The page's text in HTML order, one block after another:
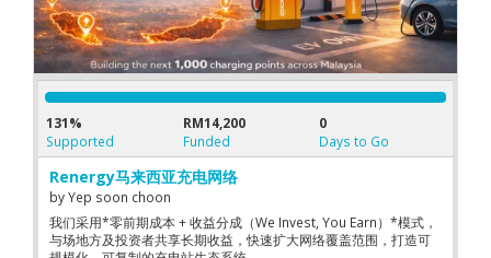
131%
Supported
RM14,200
Funded
0
Days to Go
Renergy马来西亚充电网络
byYep soon choon
我们采用*零前期成本 + 收益分成（We Invest, You Earn）*模式，
与场地方及投资者共享长期收益，快速扩大网络覆盖范围，打造可